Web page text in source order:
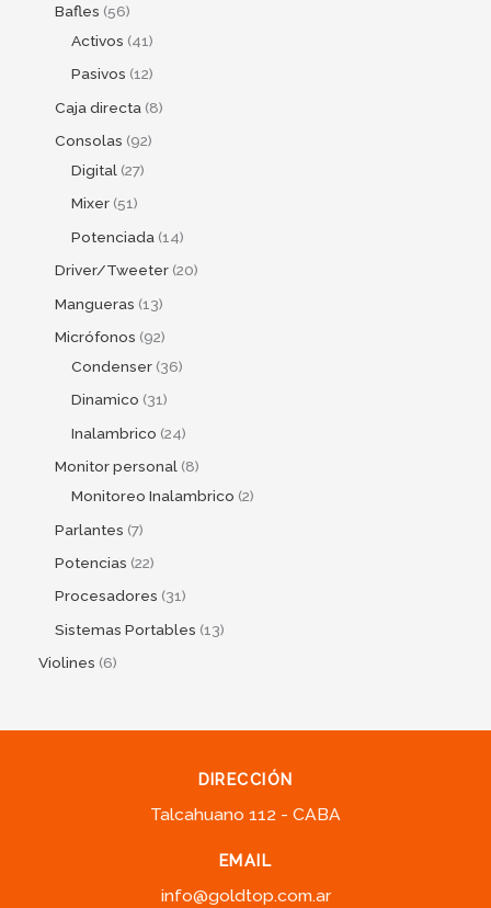
Bafles 56
Activos 41
Pasivos 12
Caja directa 8
Consolas 92
Digital 27
Mixer 51
Potenciada 14
Driver/Tweeter 20
Mangueras 13
Micrófonos 92
Condenser 36
Dinamico 31
Inalambrico 24
Monitor personal 8
Monitoreo Inalambrico 2
Parlantes 7
Potencias 22
Procesadores 31
Sistemas Portables 13
Violines 6
DIRECCIÓN
Talcahuano 112 - CABA
EMAIL
info@goldtop.com.ar